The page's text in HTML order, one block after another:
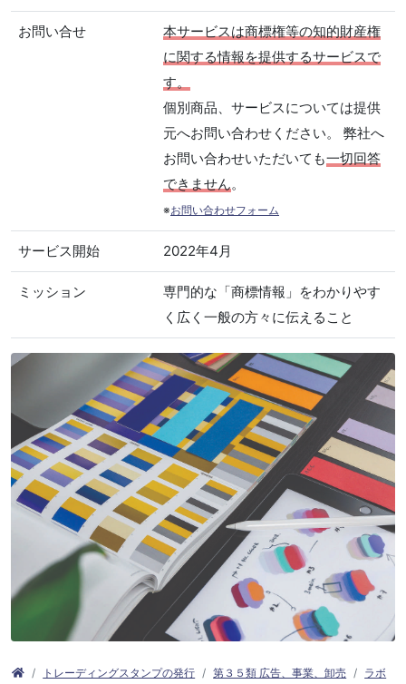
お問い合せ
本サービスは商標権等の知的財産権
に関する情報を提供するサービスで
す。
個別商品、サービスについては提供
元へお問い合わせください。 弊社へ
お問い合わせいただいても一切回答
できません。
※お問い合わせフォーム
サービス開始 2022年4月
ミッション
専門的な「商標情報」をわかりやす
く広く一般の方々に伝えること
トレーディングスタンプの発行 第３５類 広告、事業、卸売
ラボ